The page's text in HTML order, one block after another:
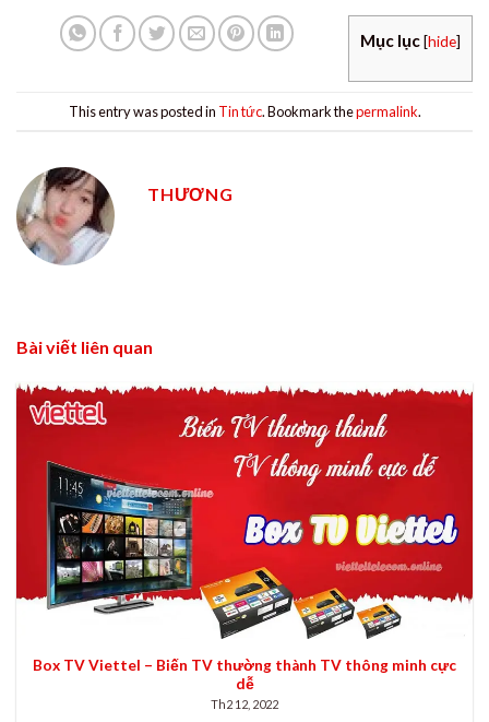
Mục lục[hide]
This entry was posted in Tin tức. Bookmark thepermalink.
THƯƠNG
Bài viết liên quan
Box TV Viettel – Biến TV thường thành TV thông minh cực
dễ
Th2 12, 2022